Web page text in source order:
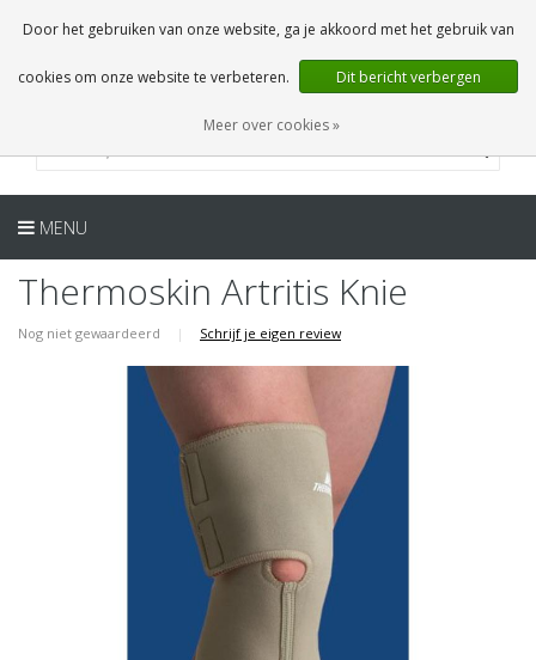
0 Artikelen
NL
MENU
Thermoskin Artritis Knie
Nog niet gewaardeerd | Schrijf je eigen review
Door het gebruiken van onze website, ga je akkoord met het gebruik van
cookies om onze website te verbeteren. Dit bericht verbergen
Meer over cookies »